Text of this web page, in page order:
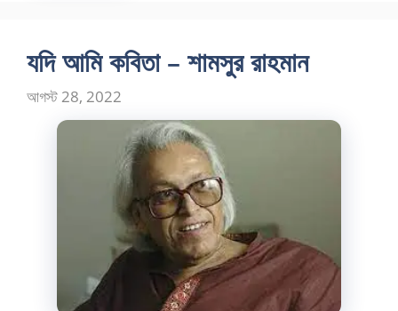
যদি আমি কবিতা – শামসুর রাহমান
আগস্ট 28, 2022